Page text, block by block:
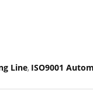
Line, ISO9001